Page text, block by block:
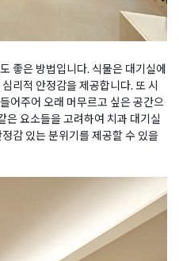
좋은 방법입니다. 식물은 대기실에
리적 안정감을 제공합니다. 또 시
어주어 오래 머무르고 싶은 공간으
은 요소들을 고려하여 치과 대기실
감 있는 분위기를 제공할 수 있을